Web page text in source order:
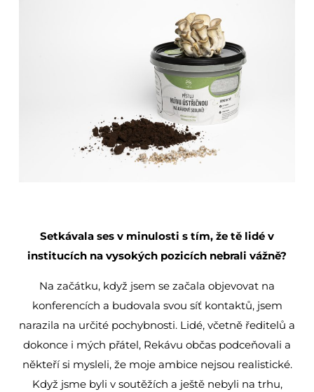
Setkávala ses v minulosti s tím, že tě lidé v
institucích na vysokých pozicích nebrali vážně?
Na začátku, když jsem se začala objevovat na
konferencích a budovala svou síť kontaktů, jsem
narazila na určité pochybnosti. Lidé, včetně ředitelů a
dokonce i mých přátel, Rekávu občas podceňovali a
někteří si mysleli, že moje ambice nejsou realistické.
Když jsme byli v soutěžích a ještě nebyli na trhu,